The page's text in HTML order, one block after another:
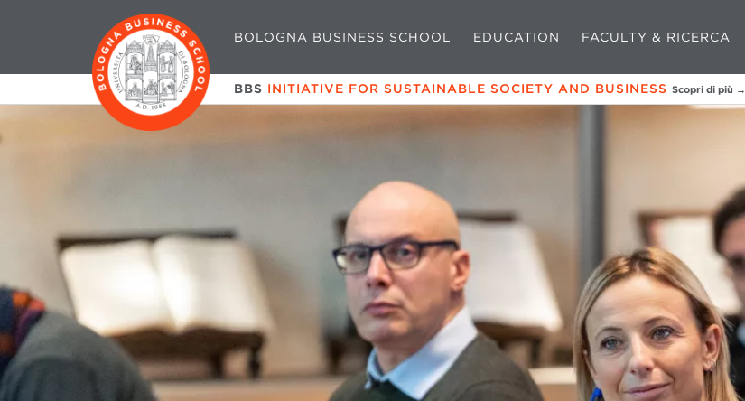
BOLOGNA BUSINESS SCHOOL EDUCATION FACULTY & RICERCA
BBS INITIATIVE FOR SUSTAINABLE SOCIETY AND BUSINESS Scopri di più →